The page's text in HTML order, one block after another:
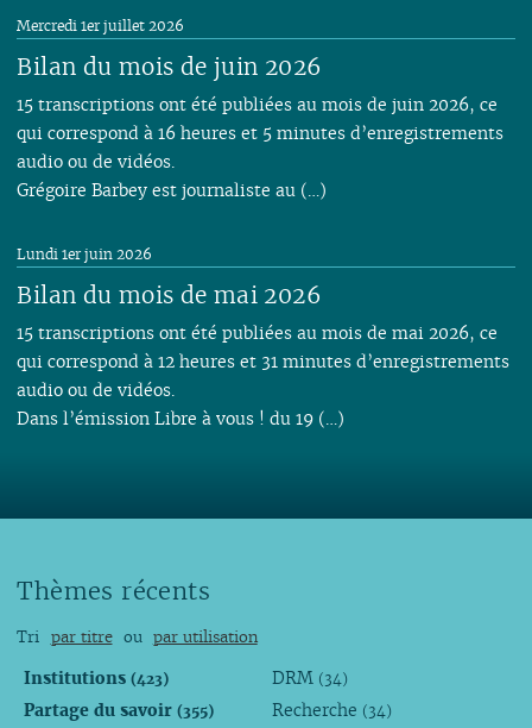
Bilan du mois de juin 2026
Mercredi 1er juillet 2026
15 transcriptions ont été publiées au mois de juin 2026, ce
qui correspond à 16 heures et 5 minutes d’enregistrements
audio ou de vidéos.
Grégoire Barbey est journaliste au (…)
Bilan du mois de mai 2026
Lundi 1er juin 2026
15 transcriptions ont été publiées au mois de mai 2026, ce
qui correspond à 12 heures et 31 minutes d’enregistrements
audio ou de vidéos.
Dans l’émission Libre à vous ! du 19 (…)
Thèmes récents
Tri par titre ou par utilisation
Institutions (423)
Partage du savoir (355)
DRM (34)
Recherche (34)